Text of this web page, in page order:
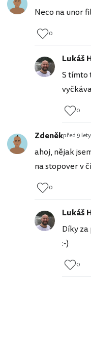
Neco na unor
0
Lukáš
S tímto
0
Zdeněkpřed 9 lety
ahoj, nějak
na stopover v
0
Lukáš
Díky
:-)
0